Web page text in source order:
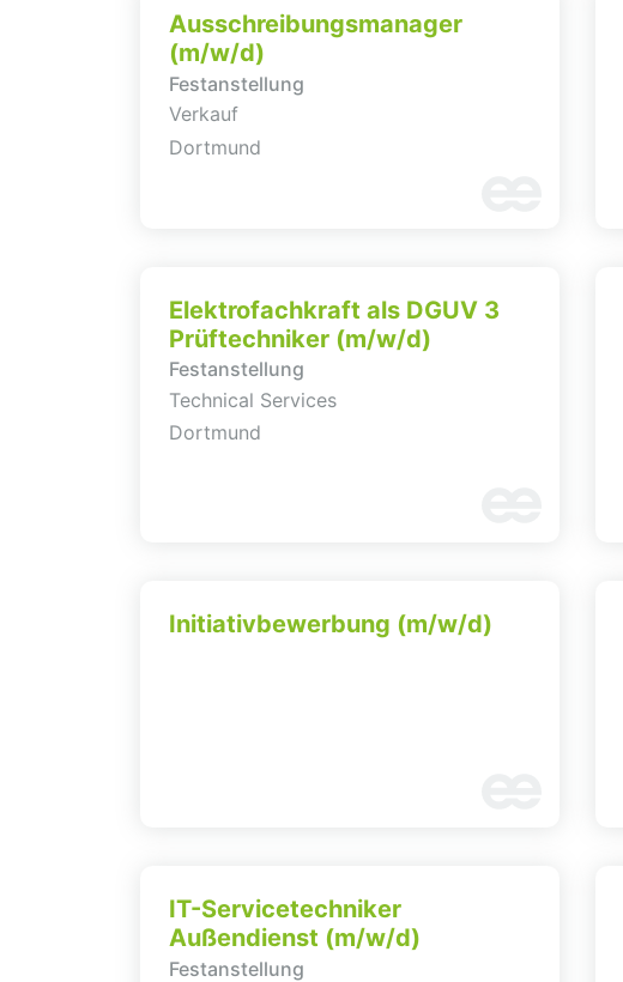
Ausschreibungsmanager
(m/w/d)
Festanstellung
Verkauf
Dortmund
Elektrofachkraft als DGUV 3
Prüftechniker (m/w/d)
Festanstellung
Technical Services
Dortmund
Initiativbewerbung (m/w/d)
IT-Servicetechniker
Außendienst (m/w/d)
Festanstellung